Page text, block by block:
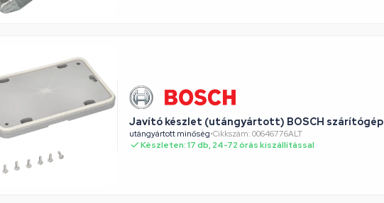
Javító készlet (utángyártott) BOSCH szárítógép
utángyártott minőség•Cikkszám: 00646776ALT
Készleten: 17 db, 24-72 órás kiszállítással